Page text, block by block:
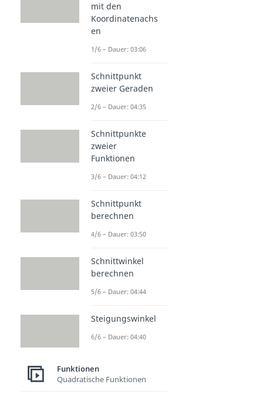
mit den
Koordinatenachs
en
1/6 – Dauer: 03:06
Schnittpunkt
zweier Geraden
2/6 – Dauer: 04:35
Schnittpunkte
zweier
Funktionen
3/6 – Dauer: 04:12
Schnittpunkt
berechnen
4/6 – Dauer: 03:50
Schnittwinkel
berechnen
5/6 – Dauer: 04:44
Steigungswinkel
6/6 – Dauer: 04:40
Funktionen
Quadratische Funktionen